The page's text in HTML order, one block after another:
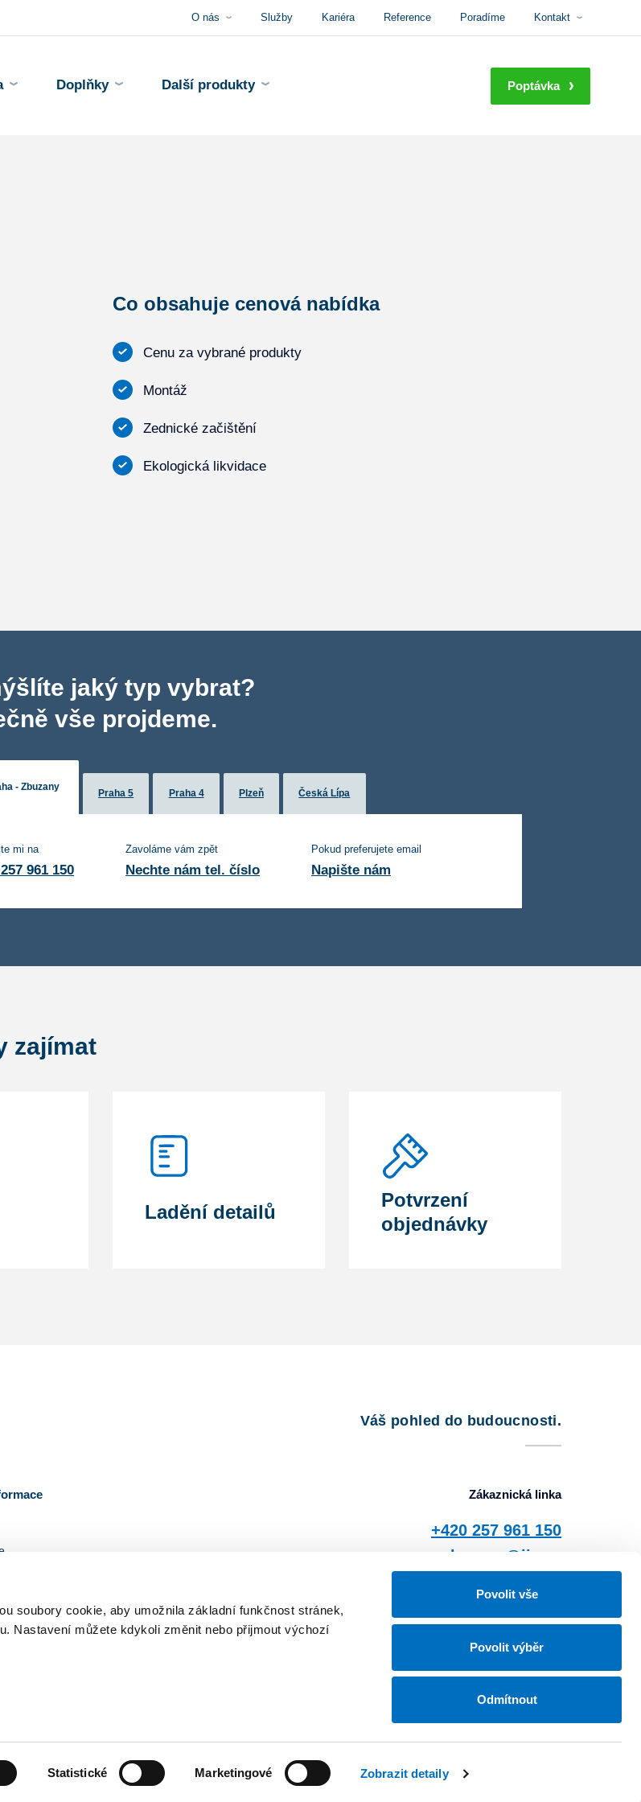
soubory cookie, aby umožnila základní funkčnost stránek,
Nastavení můžete kdykoli změnit nebo přijmout výchozí
Statistické Marketingové Zobrazit detaily
Povolit vše
Povolit výběr
Odmítnout
O nás Služby Kariéra Reference Poradíme Kontakt
Doplňky Další produkty Poptávka
Co obsahuje cenová nabídka
Cenu za vybrané produkty
Montáž
Zednické začištění
Ekologická likvidace
jaký typ vybrat?
vše projdeme.
- Zbuzany
Praha 5 Praha 4 Plzeň Česká Lípa
mi na
961 150
Zavoláme vám zpět
Nechte nám tel. číslo
Pokud preferujete email
Napište nám
zajímat
Ladění detailů
Potvrzení
objednávky
Váš pohled do budoucnosti.
Zákaznická linka
+420 257 961 150
zbuzany@jis.cz
Sledujte náš